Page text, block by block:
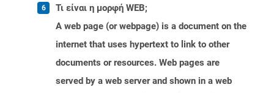
Τι είναι η μορφή WEB;
A web page (or webpage) is a document on the
internet that uses hypertext to link to other
documents or resources. Web pages are
served by a web server and shown in a web